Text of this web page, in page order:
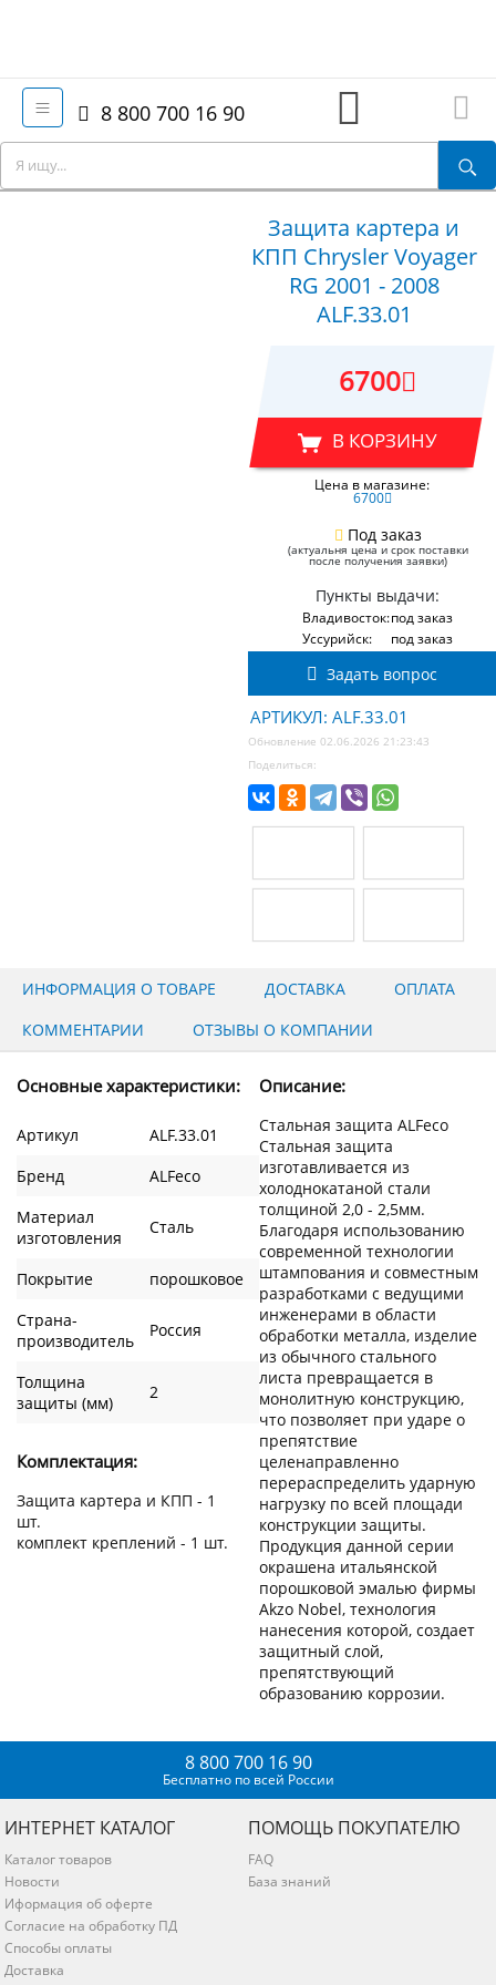
8 800 700 16 90
Защита картера и
КПП Chrysler Voyager
RG 2001 - 2008
ALF.33.01
6700
В КОРЗИНУ
Цена в магазине:
6700
Под заказ
(актуальня цена и срок поставки
после получения заявки)
Пункты выдачи:
Владивосток:под заказ
Уссурийск:
под заказ
Задать вопрос
АРТИКУЛ: ALF.33.01
Обновление 02.06.2026 21:23:43
Поделиться:
ИНФОРМАЦИЯ О ТОВАРЕ ДОСТАВКА
ОПЛАТА
КОММЕНТАРИИ
ОТЗЫВЫ О КОМПАНИИ
Основные характеристики:
Артикул
ALF.33.01
Бренд
ALFeco
Материал
изготовления
Сталь
Покрытие
порошковое
Страна-
производитель
Россия
Толщина
защиты (мм)
2
Комплектация:
Защита картера и КПП - 1
шт.
комплект креплений - 1 шт.
Описание:
Стальная защита ALFeco
Стальная защита
изготавливается из
холоднокатаной стали
толщиной 2,0 - 2,5мм.
Благодаря использованию
современной технологии
штампования и совместным
разработками с ведущими
инженерами в области
обработки металла, изделие
из обычного стального
листа превращается в
монолитную конструкцию,
что позволяет при ударе о
препятствие
целенаправленно
перераспределить ударную
нагрузку по всей площади
конструкции защиты.
Продукция данной серии
окрашена итальянской
порошковой эмалью фирмы
Akzo Nobel, технология
нанесения которой, создает
защитный слой,
препятствующий
образованию коррозии.
8 800 700 16 90
Бесплатно по всей России
ИНТЕРНЕТ КАТАЛОГ
Каталог товаров
Новости
Иформация об оферте
Согласие на обработку ПД
Способы оплаты
Доставка
ПОМОЩЬ ПОКУПАТЕЛЮ
FAQ
База знаний